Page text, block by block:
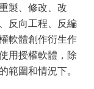
製、修改、改
反向工程、反編
軟體創作衍生作
用授權軟體，除
範圍和情況下。